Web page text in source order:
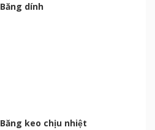
Băng dính
Băng keo chịu nhiệt